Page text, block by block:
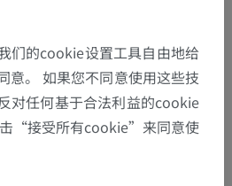
位没有子结构
们的cookie设置工具自由地给
意。 如果您不同意使用这些技
对任何基于合法利益的cookie
“接受所有cookie”来同意使